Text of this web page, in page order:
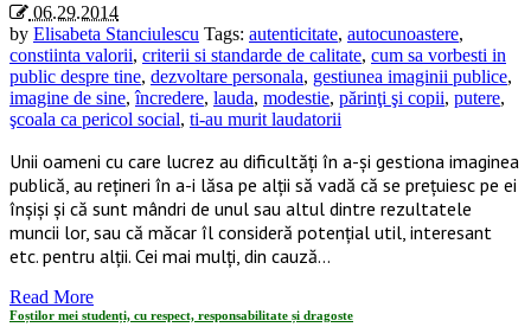
06.29.2014
by Elisabeta Stanciulescu Tags: autenticitate, autocunoastere,
constiinta valorii, criterii si standarde de calitate, cum sa vorbesti in
public despre tine, dezvoltare personala, gestiunea imaginii publice,
imagine de sine,încredere, lauda, modestie, părinţi şi copii, putere,
şcoala ca pericol social, ti-au murit laudatorii
Unii oameni cu care lucrez au dificultăți în a-și gestiona imaginea
publică, au rețineri în a-i lăsa pe alții să vadă că se prețuiesc pe ei
înșiși și că sunt mândri de unul sau altul dintre rezultatele
muncii lor, sau că măcar îl consideră potențial util, interesant
etc. pentru alții. Cei mai mulți, din cauză…
Read More
Foștilor mei studenți, cu respect, responsabilitate și dragoste